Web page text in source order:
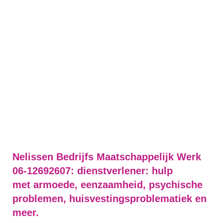
Nelissen Bedrijfs Maatschappelijk Werk
06-12692607: dienstverlener: hulp
met armoede, eenzaamheid, psychische
problemen, huisvestingsproblematiek en
meer.